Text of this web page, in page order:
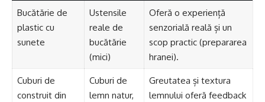
Bucătărie de
plastic cu
sunete
Ustensile
reale de
bucătărie
(mici)
Oferă o experiență
senzorială reală și un
scop practic (prepararea
hranei).
Cuburi de
construit din
Cuburi de
lemn natur,
Greutatea și textura
lemnului oferă feedback